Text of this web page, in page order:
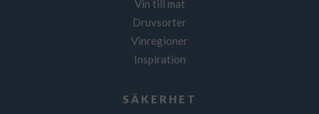
Vin till mat
Druvsorter
Vinregioner
Inspiration
SÄKERHET